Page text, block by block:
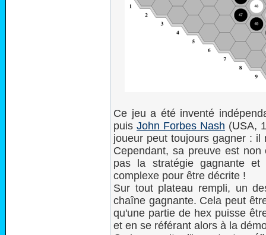
Ce jeu a été inventé
puis John Forbes Nash (USA,
joueur peut toujours gagner :
Cependant, sa preuve est non
pas la stratégie gagnante
complexe pour être décrite !
Sur tout plateau rempli, un
chaîne gagnante. Cela peut
qu'une partie de hex puisse
et en se référant alors à la